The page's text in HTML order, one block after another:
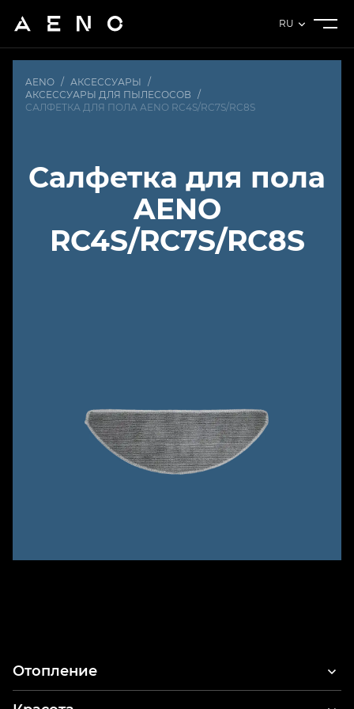
RU
AENO / АКСЕССУАРЫ /
АКСЕССУАРЫ ДЛЯ ПЫЛЕСОСОВ /
САЛФЕТКА ДЛЯ ПОЛА AENO RC4S/RC7S/RC8S
Салфетка для пола
AENO
RC4S/RC7S/RC8S
Отопление